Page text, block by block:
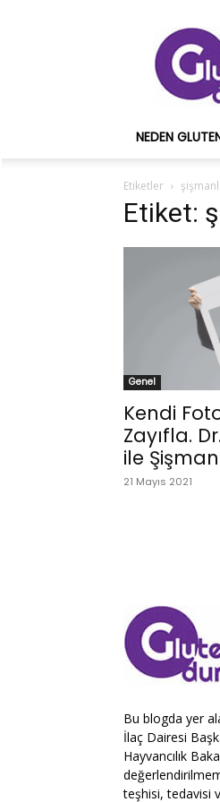
NEDEN
Etiketler
Etiket:
Genel
Kendi
Zayıfla.
ile
21 Mayıs 2021
Bu blogda yer
İlaç Dairesi
Hayvancılık
teşhisi, tedavisi